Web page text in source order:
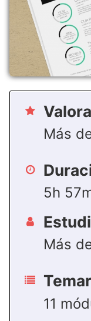
Más
5h
Más
11